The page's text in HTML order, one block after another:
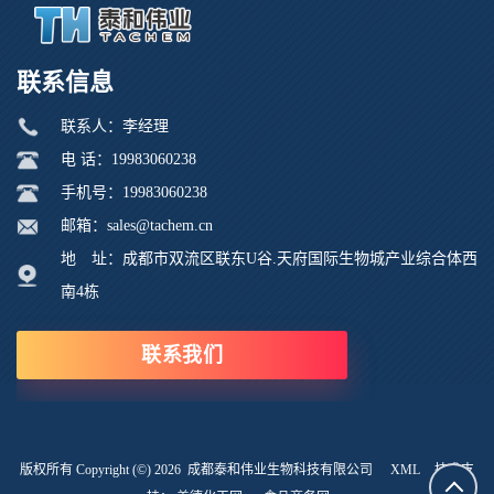
联系信息
联系人：李经理
电 话：19983060238
手机号：19983060238
邮箱：sales@tachem.cn
地 址：成都市双流区联东U谷.天府国际生物城产业综合体西
南4栋
联系我们
版权所有 Copyright (©) 2026 成都泰和伟业生物科技有限公司 XML
技术支